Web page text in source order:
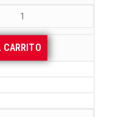
CARRITO